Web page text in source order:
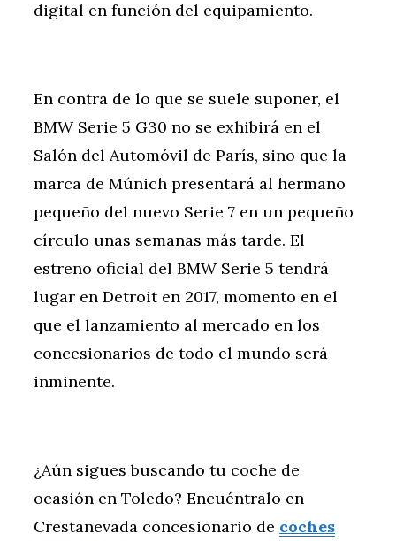
digital en función del equipamiento.
En contra de lo que se suele suponer, el
BMW Serie 5 G30 no se exhibirá en el
Salón del Automóvil de París, sino que la
marca de Múnich presentará al hermano
pequeño del nuevo Serie 7 en un pequeño
círculo unas semanas más tarde. El
estreno oficial del BMW Serie 5 tendrá
lugar en Detroit en 2017, momento en el
que el lanzamiento al mercado en los
concesionarios de todo el mundo será
inminente.
¿Aún sigues buscando tu coche de
ocasión en Toledo? Encuéntralo en
Crestanevada concesionario de coches